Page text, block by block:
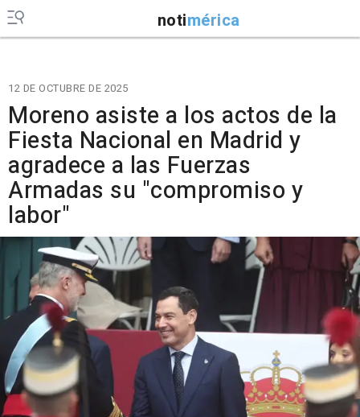
notimérica
12 DE OCTUBRE DE 2025
Moreno asiste a los actos de la
Fiesta Nacional en Madrid y
agradece a las Fuerzas
Armadas su "compromiso y
labor"